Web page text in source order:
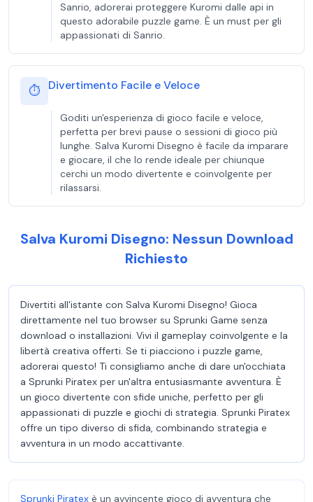
Sanrio, adorerai proteggere Kuromi dalle api in
questo adorabile puzzle game. È un must per gli
appassionati di Sanrio.
⏱️ Divertimento Facile e Veloce
Goditi un'esperienza di gioco facile e veloce,
perfetta per brevi pause o sessioni di gioco più
lunghe. Salva Kuromi Disegno è facile da imparare
e giocare, il che lo rende ideale per chiunque
cerchi un modo divertente e coinvolgente per
rilassarsi.
Salva Kuromi Disegno: Nessun Download
Richiesto
Divertiti all'istante con Salva Kuromi Disegno! Gioca
direttamente nel tuo browser su Sprunki Game senza
download o installazioni. Vivi il gameplay coinvolgente e la
libertà creativa offerti. Se ti piacciono i puzzle game,
adorerai questo! Ti consigliamo anche di dare un'occhiata
a Sprunki Piratex per un'altra entusiasmante avventura. È
un gioco divertente con sfide uniche, perfetto per gli
appassionati di puzzle e giochi di strategia. Sprunki Piratex
offre un tipo diverso di sfida, combinando strategia e
avventura in un modo accattivante.
Sprunki Piratex è un avvincente gioco di avventura che